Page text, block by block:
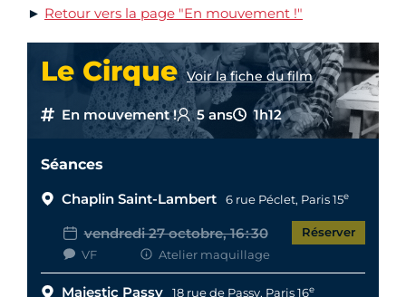
► Retour vers la page "En mouvement !"